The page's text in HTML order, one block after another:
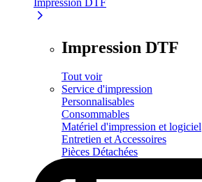
Impression DTF
Tout voir
Service d'impression
Personnalisables
Consommables
Matériel d'impression et logiciel
Entretien et Accessoires
Pièces Détachées